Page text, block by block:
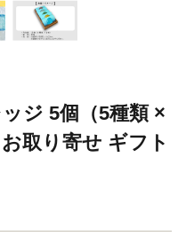
ジ 5個（5種類 ×
取り寄せ ギフト